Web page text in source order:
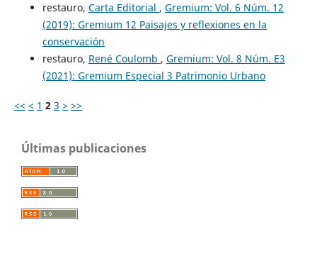
restauro, Carta Editorial , Gremium: Vol. 6 Núm. 12
(2019): Gremium 12 Paisajes y reflexiones en la
conservación
restauro, René Coulomb , Gremium: Vol. 8 Núm. E3
(2021): Gremium Especial 3 Patrimonio Urbano
<< < 1 2 3 > >>
Últimas publicaciones